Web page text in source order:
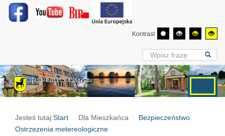
Kontrast
Jesteś tutaj:Start Dla Mieszkańca
Bezpieczeństwo
Ostrzezenia metereologiczne